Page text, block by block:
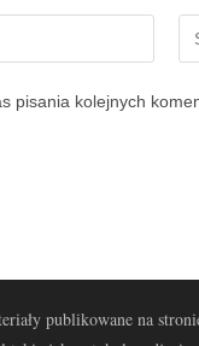
pisania kolejnych
publikowane na